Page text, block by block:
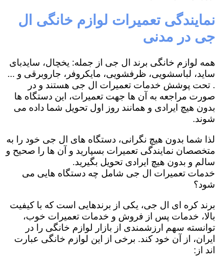
نمایندگی تعمیرات لوازم خانگی ال
جی در مدنی
همه لوازم خانگی برند ال جی از جمله: یخچال، سایدبای
ساید، لباسشویی، ظرفشویی، مایکروفر، جاروبرقی و ...
. تحت پوشش خدمات تعمیرات ال جی هستند و در
صورت مراجعه به آن ها جهت تعمیرات، این دستگاه ها
بدون هیچ ایرادی و همانند روز اول تحویل شما داده می
شوند.
لذا شما بدون هیچ نگرانی، دستگاه های ال جی خود را به
متخصصان نمایندگی تعمیرات بسپارید و آن ها را صحیح و
سالم و بدون هیچ ایرادی تحویل بگیرید.
خدمات تعمیرات ال جی شامل چه دستگاه هایی می
شود؟
برند کره ای ال جی، یکی از برندهایی است که با کیفیت
بالا، خدمات پس از فروش و خدمات تعمیرات خوب،
توانسته سهم ارزشمندی از بازار لوازم خانگی را در
ایران، از آن خود کند. برخی از این لوازم خانگی عبارت
اند از: